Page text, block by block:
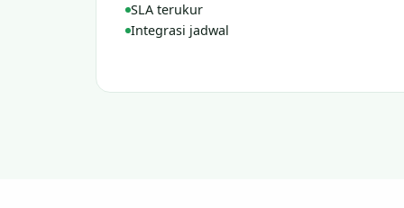
SLA terukur
Integrasi jadwal